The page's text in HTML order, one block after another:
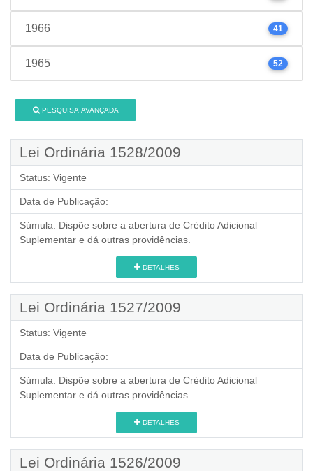
1966 41
1965 52
PESQUISA AVANÇADA
Lei Ordinária 1528/2009
Status: Vigente
Data de Publicação:
Súmula: Dispõe sobre a abertura de Crédito Adicional
Suplementar e dá outras providências.
DETALHES
Lei Ordinária 1527/2009
Status: Vigente
Data de Publicação:
Súmula: Dispõe sobre a abertura de Crédito Adicional
Suplementar e dá outras providências.
DETALHES
Lei Ordinária 1526/2009